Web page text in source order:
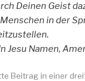
Deinen Geist
in der
Jesu Namen,
Beitrag in einer